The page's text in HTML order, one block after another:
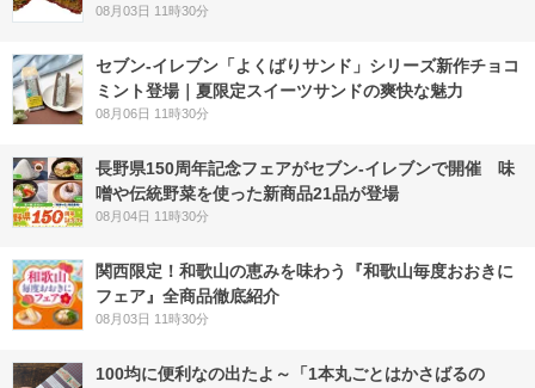
08月03日 11時30分
セブン‐イレブン「よくばりサンド」シリーズ新作チョコ
ミント登場｜夏限定スイーツサンドの爽快な魅力
08月06日 11時30分
長野県150周年記念フェアがセブン-イレブンで開催 味
噌や伝統野菜を使った新商品21品が登場
08月04日 11時30分
関西限定！和歌山の恵みを味わう『和歌山毎度おおきに
フェア』全商品徹底紹介
08月03日 11時30分
100均に便利なの出たよ～「1本丸ごとはかさばるの